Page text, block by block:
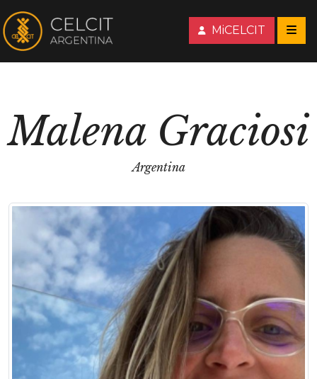
MiCELCIT
Malena Graciosi
Argentina